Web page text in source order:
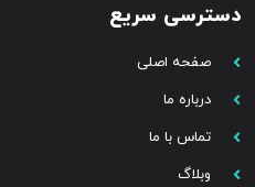
دسترسی سریع
صفحه اصلی
درباره ما
تماس با ما
وبلاگ